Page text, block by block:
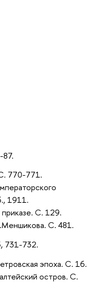
87.
770-771.
1911.
С. 129.
С. 481.
731-732.
эпоха. С. 16.
остров. С.